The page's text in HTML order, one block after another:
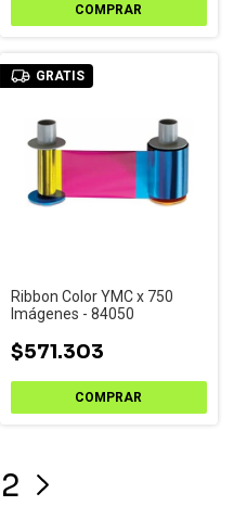
GRATIS
Ribbon Color YMC x 750
Imágenes - 84050
$571.303
2